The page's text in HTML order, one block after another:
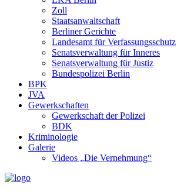
Zoll
Staatsanwaltschaft
Berliner Gerichte
Landesamt für Verfassungsschutz
Senatsverwaltung für Inneres
Senatsverwaltung für Justiz
Bundespolizei Berlin
BPK
JVA
Gewerkschaften
Gewerkschaft der Polizei
BDK
Kriminologie
Galerie
Videos „Die Vernehmung“